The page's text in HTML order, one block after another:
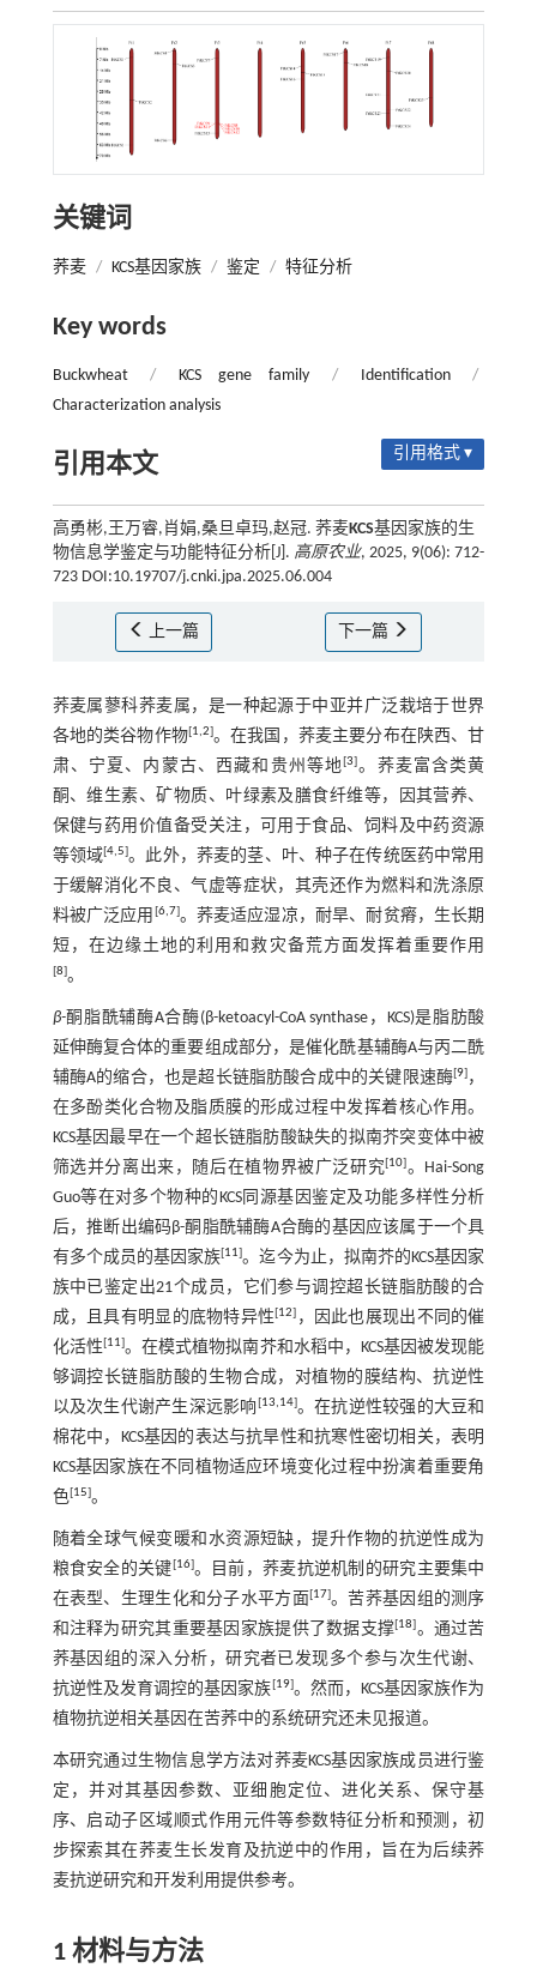
关键词
荞麦 / KCS基因家族 / 鉴定 / 特征分析
Key words
Buckwheat / KCS gene family / Identification
/
Characterization analysis
引用本文 引用格式 ▾
高勇彬,王万睿,肖娟,桑旦卓玛,赵冠. 荞麦KCS基因家族的生
物信息学鉴定与功能特征分析[J]. 高原农业, 2025, 9(06): 712-
723 DOI:10.19707/j.cnki.jpa.2025.06.004
上一篇 下一篇
荞麦属蓼科荞麦属，是一种起源于中亚并广泛栽培于世界
各地的类谷物作物[1,2]。在我国，荞麦主要分布在陕西、甘
肃、宁夏、内蒙古、西藏和贵州等地[3]。荞麦富含类黄
酮、维生素、矿物质、叶绿素及膳食纤维等，因其营养、
保健与药用价值备受关注，可用于食品、饲料及中药资源
等领域[4,5]。此外，荞麦的茎、叶、种子在传统医药中常用
于缓解消化不良、气虚等症状，其壳还作为燃料和洗涤原
料被广泛应用 [6,7]。荞麦适应湿凉，耐旱、耐贫瘠，生长期
短，在边缘土地的利用和救灾备荒方面发挥着重要作用
[8]。
β-酮脂酰辅酶A合酶(β-ketoacyl-CoA synthase，KCS)是脂肪酸
延伸酶复合体的重要组成部分，是催化酰基辅酶A与丙二酰
辅酶A的缩合，也是超长链脂肪酸合成中的关键限速酶[9] ，
在多酚类化合物及脂质膜的形成过程中发挥着核心作用。
KCS基因最早在一个超长链脂肪酸缺失的拟南芥突变体中被
筛选并分离出来，随后在植物界被广泛研究[10]。Hai-Song
Guo等在对多个物种的KCS同源基因鉴定及功能多样性分析
后，推断出编码β-酮脂酰辅酶A合酶的基因应该属于一个具
有多个成员的基因家族[11]。迄今为止，拟南芥的KCS基因家
族中已鉴定出21个成员，它们参与调控超长链脂肪酸的合
成，且具有明显的底物特异性[12] ，因此也展现出不同的催
化活性[11]。在模式植物拟南芥和水稻中，KCS基因被发现能
够调控长链脂肪酸的生物合成，对植物的膜结构、抗逆性
以及次生代谢产生深远影响 [13,14]。在抗逆性较强的大豆和
棉花中，KCS基因的表达与抗旱性和抗寒性密切相关，表明
KCS基因家族在不同植物适应环境变化过程中扮演着重要角
色[15]。
随着全球气候变暖和水资源短缺，提升作物的抗逆性成为
粮食安全的关键[16]。目前，荞麦抗逆机制的研究主要集中
在表型、生理生化和分子水平方面[17]。苦荞基因组的测序
和注释为研究其重要基因家族提供了数据支撑[18]。通过苦
荞基因组的深入分析，研究者已发现多个参与次生代谢、
抗逆性及发育调控的基因家族[19]。然而，KCS基因家族作为
植物抗逆相关基因在苦荞中的系统研究还未见报道。
本研究通过生物信息学方法对荞麦KCS基因家族成员进行鉴
定，并对其基因参数、亚细胞定位、进化关系、保守基
序、启动子区域顺式作用元件等参数特征分析和预测，初
步探索其在荞麦生长发育及抗逆中的作用，旨在为后续荞
麦抗逆研究和开发利用提供参考。
1 材料与方法